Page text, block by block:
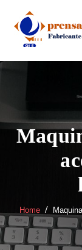
content
Home